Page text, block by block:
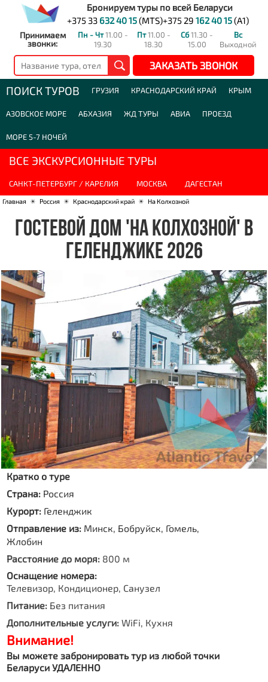
Бронируем туры по всей Беларуси
+375 33 632 40 15(MTS)+375 29 162 40 15(A1)
Принимаем
звонки:
Пн - Чт11.00 -
19.30
Пт11.00 -
18.30
Сб11.30 -
15.00
Вс
Выходной
ЗАКАЗАТЬ ЗВОНОК
ПОИСК ТУРОВ ГРУЗИЯ КРАСНОДАРСКИЙ КРАЙ КРЫМ
АЗОВСКОЕ МОРЕ АБХАЗИЯ ЖД ТУРЫ АВИА ПРОЕЗД
МОРЕ 5-7 НОЧЕЙ
ВСЕ ЭКСКУРСИОННЫЕ ТУРЫ
САНКТ-ПЕТЕРБУРГ / КАРЕЛИЯ МОСКВА ДАГЕСТАН
Главная ☀ Россия ☀ Краснодарский край ☀ На Колхозной
ГОСТЕВОЙ ДОМ 'НА КОЛХОЗНОЙ' В
ГЕЛЕНДЖИКЕ 2026
Кратко о туре
Страна: Россия
Курорт: Геленджик
Отправление из: Минск, Бобруйск, Гомель,
Жлобин
Расстояние до моря: 800 м
Оснащение номера:
Телевизор, Кондиционер, Санузел
Питание: Без питания
Дополнительные услуги: WiFi, Кухня
Внимание!
Вы можете забронировать тур из любой точки
Беларуси УДАЛЕННО